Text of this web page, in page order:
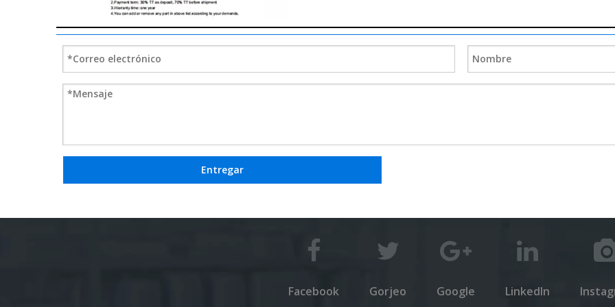
Entregar
Facebook Gorjeo Google LinkedIn